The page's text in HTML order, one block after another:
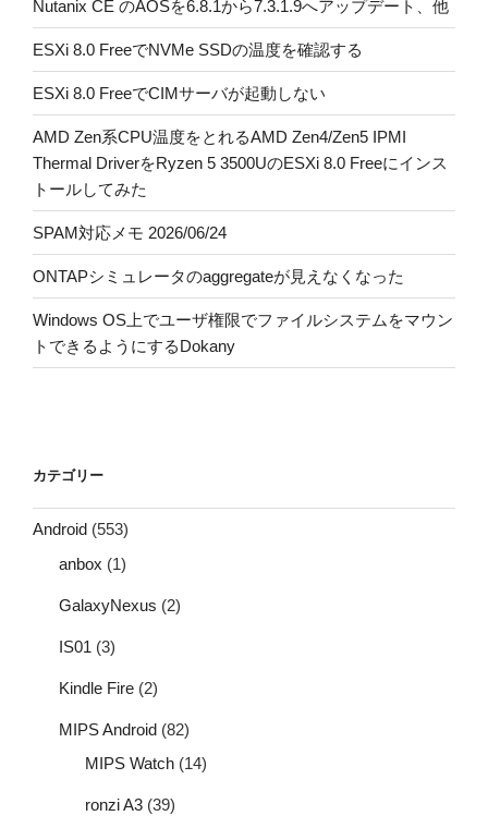
Nutanix CE のAOSを6.8.1から7.3.1.9へアップデート、他
ESXi 8.0 FreeでNVMe SSDの温度を確認する
ESXi 8.0 FreeでCIMサーバが起動しない
AMD Zen系CPU温度をとれるAMD Zen4/Zen5 IPMI
Thermal DriverをRyzen 5 3500UのESXi 8.0 Freeにインス
トールしてみた
SPAM対応メモ 2026/06/24
ONTAPシミュレータのaggregateが見えなくなった
Windows OS上でユーザ権限でファイルシステムをマウン
トできるようにするDokany
カテゴリー
Android (553)
anbox (1)
GalaxyNexus (2)
IS01 (3)
Kindle Fire (2)
MIPS Android (82)
MIPS Watch (14)
ronzi A3 (39)